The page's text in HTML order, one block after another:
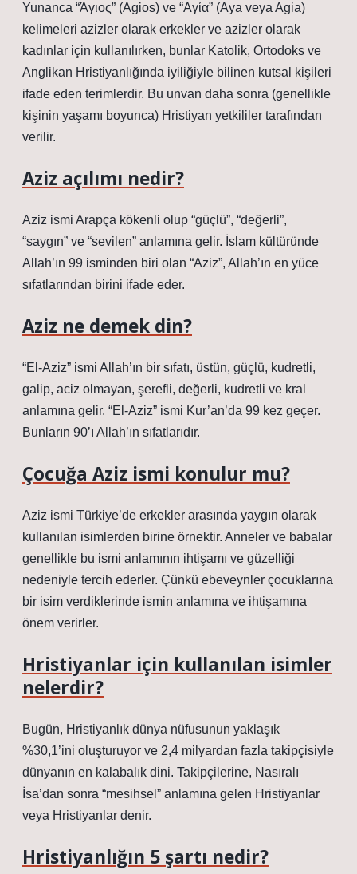
Yunanca “Άγιος” (Agios) ve “Αγία” (Aya veya Agia)
kelimeleri azizler olarak erkekler ve azizler olarak
kadınlar için kullanılırken, bunlar Katolik, Ortodoks ve
Anglikan Hristiyanlığında iyiliğiyle bilinen kutsal kişileri
ifade eden terimlerdir. Bu unvan daha sonra (genellikle
kişinin yaşamı boyunca) Hristiyan yetkililer tarafından
verilir.
Aziz açılımı nedir?
Aziz ismi Arapça kökenli olup “güçlü”, “değerli”,
“saygın” ve “sevilen” anlamına gelir. İslam kültüründe
Allah’ın 99 isminden biri olan “Aziz”, Allah’ın en yüce
sıfatlarından birini ifade eder.
Aziz ne demek din?
“El-Aziz” ismi Allah’ın bir sıfatı, üstün, güçlü, kudretli,
galip, aciz olmayan, şerefli, değerli, kudretli ve kral
anlamına gelir. “El-Aziz” ismi Kur’an’da 99 kez geçer.
Bunların 90’ı Allah’ın sıfatlarıdır.
Çocuğa Aziz ismi konulur mu?
Aziz ismi Türkiye’de erkekler arasında yaygın olarak
kullanılan isimlerden birine örnektir. Anneler ve babalar
genellikle bu ismi anlamının ihtişamı ve güzelliği
nedeniyle tercih ederler. Çünkü ebeveynler çocuklarına
bir isim verdiklerinde ismin anlamına ve ihtişamına
önem verirler.
Hristiyanlar için kullanılan isimler
nelerdir?
Bugün, Hristiyanlık dünya nüfusunun yaklaşık
%30,1’ini oluşturuyor ve 2,4 milyardan fazla takipçisiyle
dünyanın en kalabalık dini. Takipçilerine, Nasıralı
İsa’dan sonra “mesihsel” anlamına gelen Hristiyanlar
veya Hristiyanlar denir.
Hristiyanlığın 5 şartı nedir?